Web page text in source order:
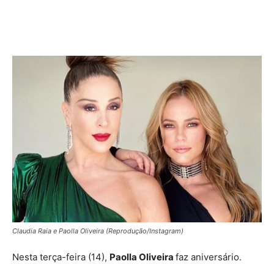
Claudia Raia e Paolla Oliveira (Reprodução/Instagram)
Nesta terça-feira (14), Paolla Oliveira faz aniversário.